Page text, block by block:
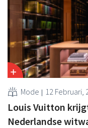
Mode 12 Februari,
Louis Vuitton
Nederlandse